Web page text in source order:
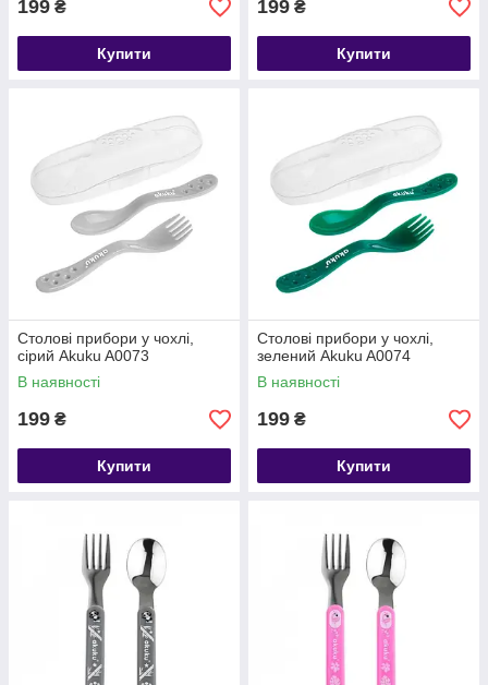
199 ₴
Купити
199 ₴
Купити
Столові прибори у чохлі,
сірий Akuku A0073
В наявності
199 ₴
Купити
Столові прибори у чохлі,
зелений Akuku A0074
В наявності
199 ₴
Купити